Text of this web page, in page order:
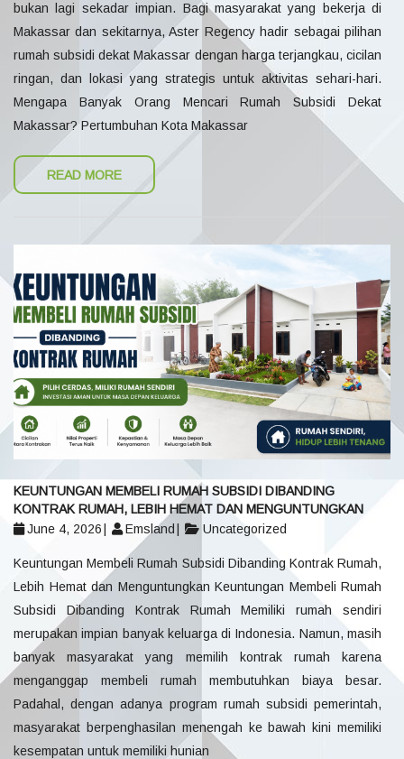
bukan lagi sekadar impian. Bagi masyarakat yang bekerja di
Makassar dan sekitarnya, Aster Regency hadir sebagai pilihan
rumah subsidi dekat Makassar dengan harga terjangkau, cicilan
ringan, dan lokasi yang strategis untuk aktivitas sehari-hari.
Mengapa Banyak Orang Mencari Rumah Subsidi Dekat
Makassar? Pertumbuhan Kota Makassar
READ MORE
KEUNTUNGAN MEMBELI RUMAH SUBSIDI DIBANDING
KONTRAK RUMAH, LEBIH HEMAT DAN MENGUNTUNGKAN
June 4, 2026
Emsland Uncategorized
Keuntungan Membeli Rumah Subsidi Dibanding Kontrak Rumah,
Lebih Hemat dan Menguntungkan Keuntungan Membeli Rumah
Subsidi Dibanding Kontrak Rumah Memiliki rumah sendiri
merupakan impian banyak keluarga di Indonesia. Namun, masih
banyak masyarakat yang memilih kontrak rumah karena
menganggap membeli rumah membutuhkan biaya besar.
Padahal, dengan adanya program rumah subsidi pemerintah,
masyarakat berpenghasilan menengah ke bawah kini memiliki
kesempatan untuk memiliki hunian